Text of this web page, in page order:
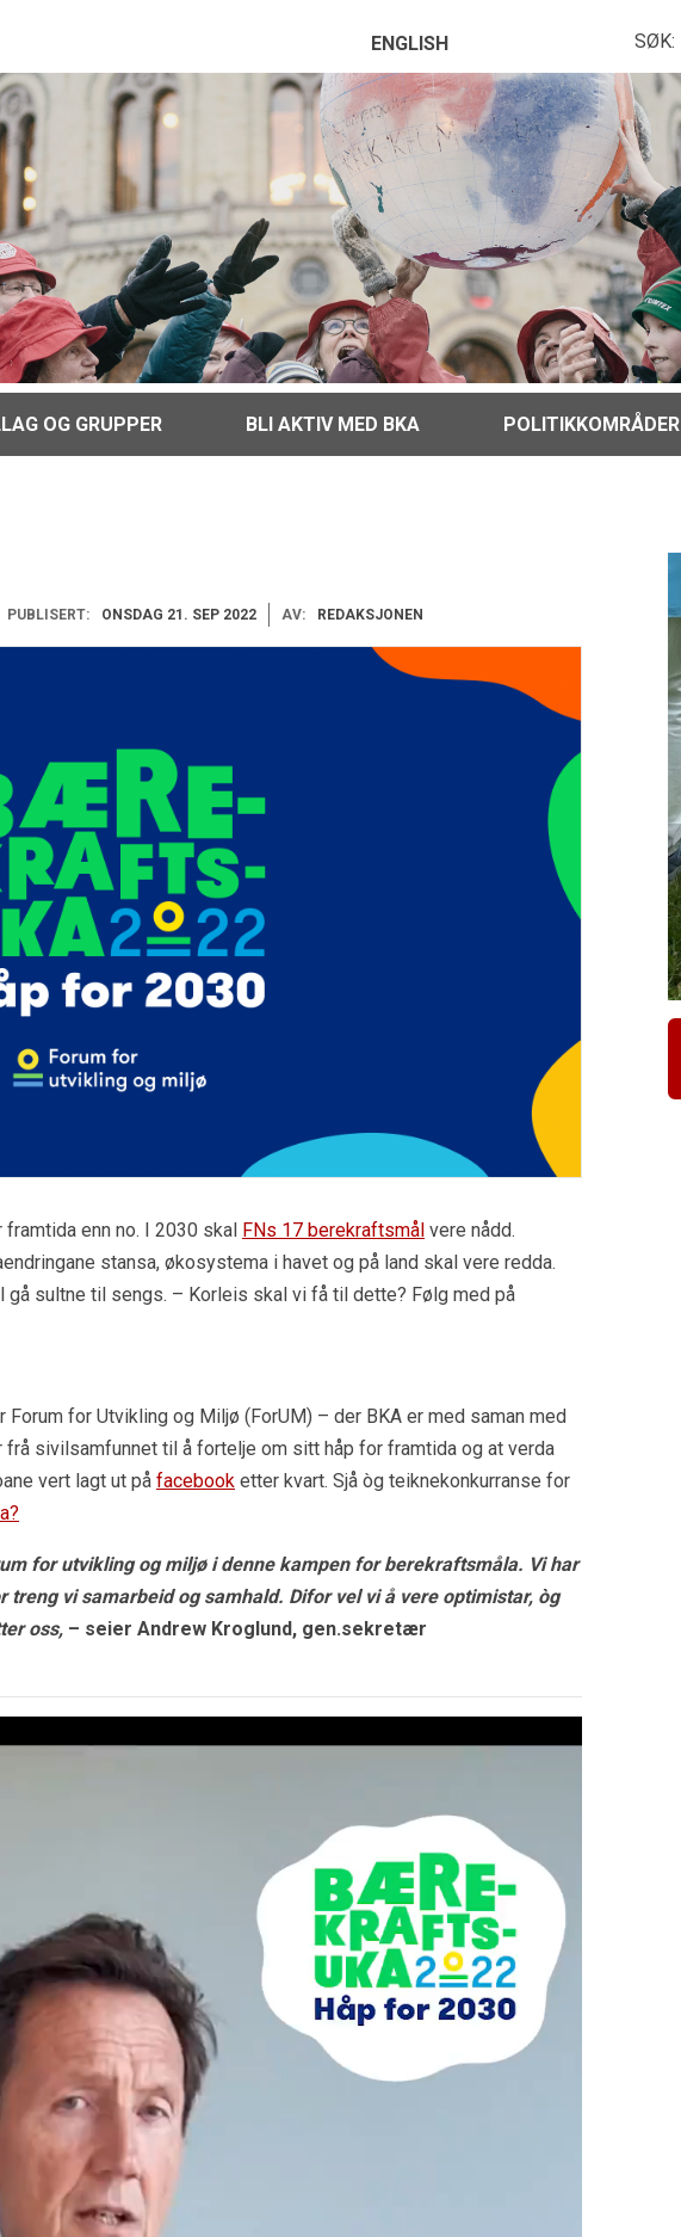
ENGLISH SØK:
OG GRUPPER BLI AKTIV MED BKA POLITIKKOMRÅDER
PUBLISERT: ONSDAG 21. SEP 2022 AV: REDAKSJONEN
enn no. I 2030 skal FNs 17 berekraftsmål vere nådd.
stansa, økosystema i havet og på land skal vere redda.
gå sultne til sengs. – Korleis skal vi få til dette? Følg med på
Forum for Utvikling og Miljø (ForUM) – der BKA er med saman med
sivilsamfunnet til å fortelje om sitt håp for framtida og at verda
vert lagt ut på facebook etter kvart. Sjå òg teiknekonkurranse for
for utvikling og miljø i denne kampen for berekraftsmåla. Vi har
vi samarbeid og samhald. Difor vel vi å vere optimistar, òg
oss, – seier Andrew Kroglund, gen.sekretær